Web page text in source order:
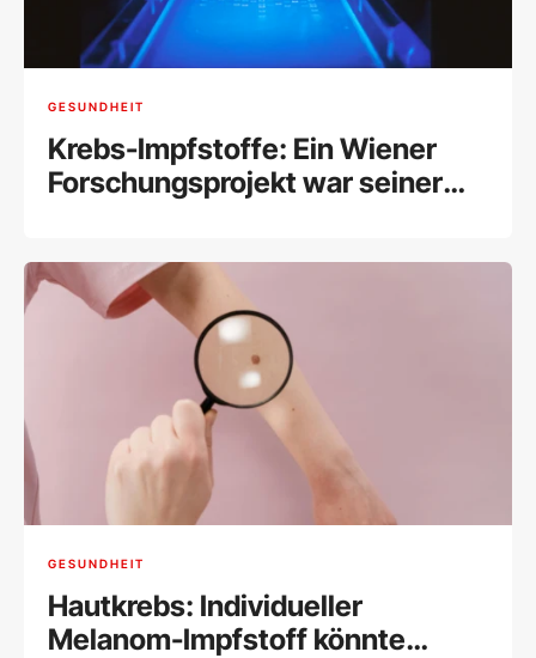
GESUNDHEIT
Krebs-Impfstoffe: Ein Wiener
Forschungsprojekt war seiner
GESUNDHEIT
Hautkrebs: Individueller
Melanom-Impfstoff könnte